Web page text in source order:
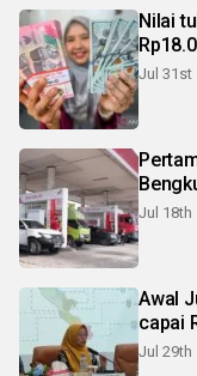
Nilai
Jul 31st
Jul 18th
Awal
capai
Jul 29th